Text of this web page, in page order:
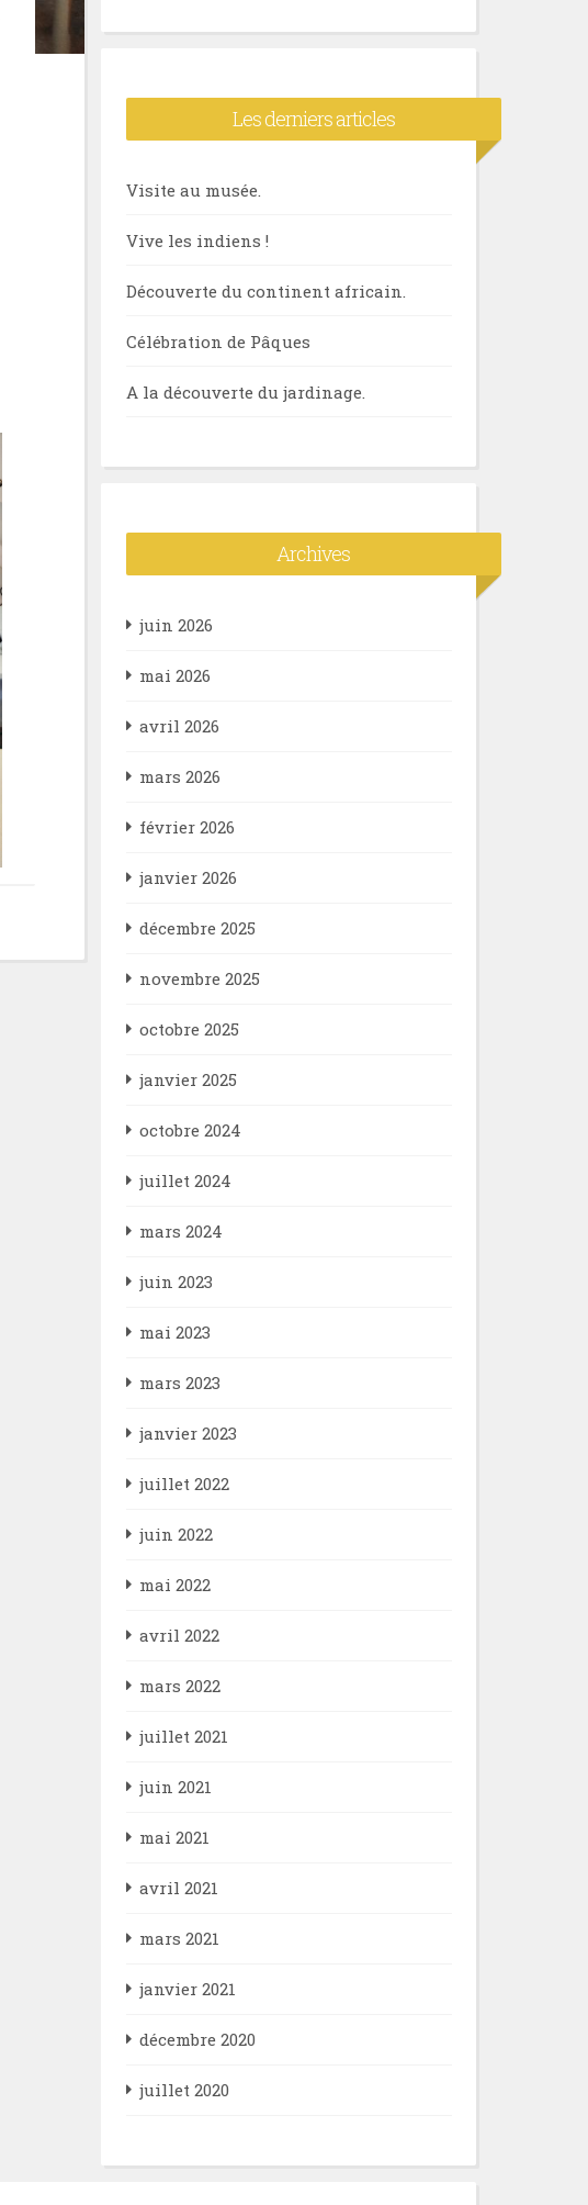
Les derniers articles
Visite au musée.
Vive les indiens !
Découverte du continent africain.
Célébration de Pâques
A la découverte du jardinage.
Archives
juin 2026
mai 2026
avril 2026
mars 2026
février 2026
janvier 2026
décembre 2025
novembre 2025
octobre 2025
janvier 2025
octobre 2024
juillet 2024
mars 2024
juin 2023
mai 2023
mars 2023
janvier 2023
juillet 2022
juin 2022
mai 2022
avril 2022
mars 2022
juillet 2021
juin 2021
mai 2021
avril 2021
mars 2021
janvier 2021
décembre 2020
juillet 2020